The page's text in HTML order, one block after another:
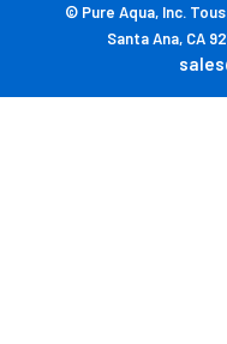
© Pure Aqua, Inc.
Santa Ana, CA